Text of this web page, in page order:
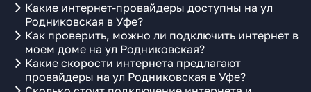
Какие интернет-провайдеры доступны на ул
Родниковская в Уфе?
Как проверить, можно ли подключить интернет в
моем доме на ул Родниковская?
Какие скорости интернета предлагают
провайдеры на ул Родниковская в Уфе?